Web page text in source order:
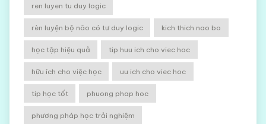
ren luyen tu duy logic
rèn luyện bộ não có tư duy logic kich thich nao bo
học tập hiệu quả tip huu ich cho viec hoc
hữu ích cho việc học uu ich cho viec hoc
tip học tốt phuong phap hoc
phương pháp học trải nghiệm